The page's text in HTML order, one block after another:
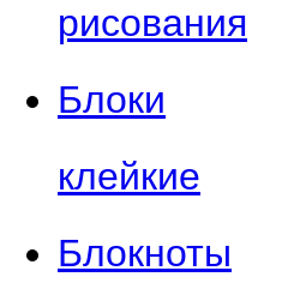
рисования
Блоки
клейкие
Блокноты